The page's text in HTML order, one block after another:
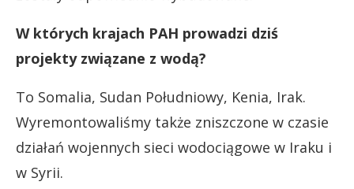
W których krajach PAH prowadzi dziś
projekty związane z wodą?
To Somalia, Sudan Południowy, Kenia, Irak.
Wyremontowaliśmy także zniszczone w czasie
działań wojennych sieci wodociągowe w Iraku i
w Syrii.